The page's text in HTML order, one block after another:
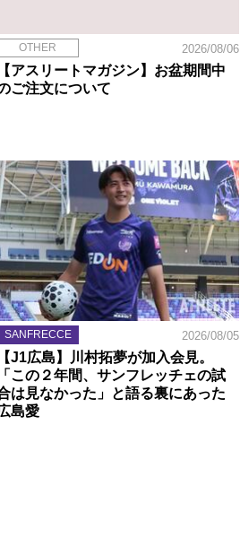
OTHER 2026/08/06
【アスリートマガジン】お盆期間中
ご注文について
SANFRECCE 2026/08/05
【J1広島】川村拓夢が加入会見。
「この２年間、サンフレッチェの試
は見なかった」と語る裏にあった
島愛